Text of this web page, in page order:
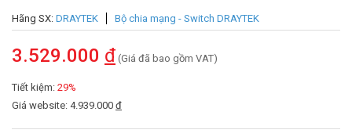
Hãng SX: DRAYTEK Bộ chia mạng - Switch DRAYTEK
3.529.000 đ (Giá đã bao gồm VAT)
Tiết kiệm: 29%
Giá website: 4.939.000 đ